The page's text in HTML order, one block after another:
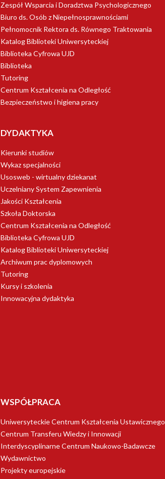
Zespół Wsparcia i Doradztwa Psychologicznego
Biuro ds. Osób z Niepełnosprawnościami
Pełnomocnik Rektora ds. Równego Traktowania
Katalog Biblioteki Uniwersyteckiej
Biblioteka Cyfrowa UJD
Biblioteka
Tutoring
Centrum Kształcenia na Odległość
Bezpieczeństwo i higiena pracy
DYDAKTYKA
Kierunki studiów
Wykaz specjalności
Usosweb - wirtualny dziekanat
Uczelniany System Zapewnienia
Jakości Kształcenia
Szkoła Doktorska
Centrum Kształcenia na Odległość
Biblioteka Cyfrowa UJD
Katalog Biblioteki Uniwersyteckiej
Archiwum prac dyplomowych
Tutoring
Kursy i szkolenia
Innowacyjna dydaktyka
WSPÓŁPRACA
Uniwersyteckie Centrum Kształcenia Ustawicznego
Centrum Transferu Wiedzy i Innowacji
Interdyscyplinarne Centrum Naukowo-Badawcze
Wydawnictwo
Projekty europejskie